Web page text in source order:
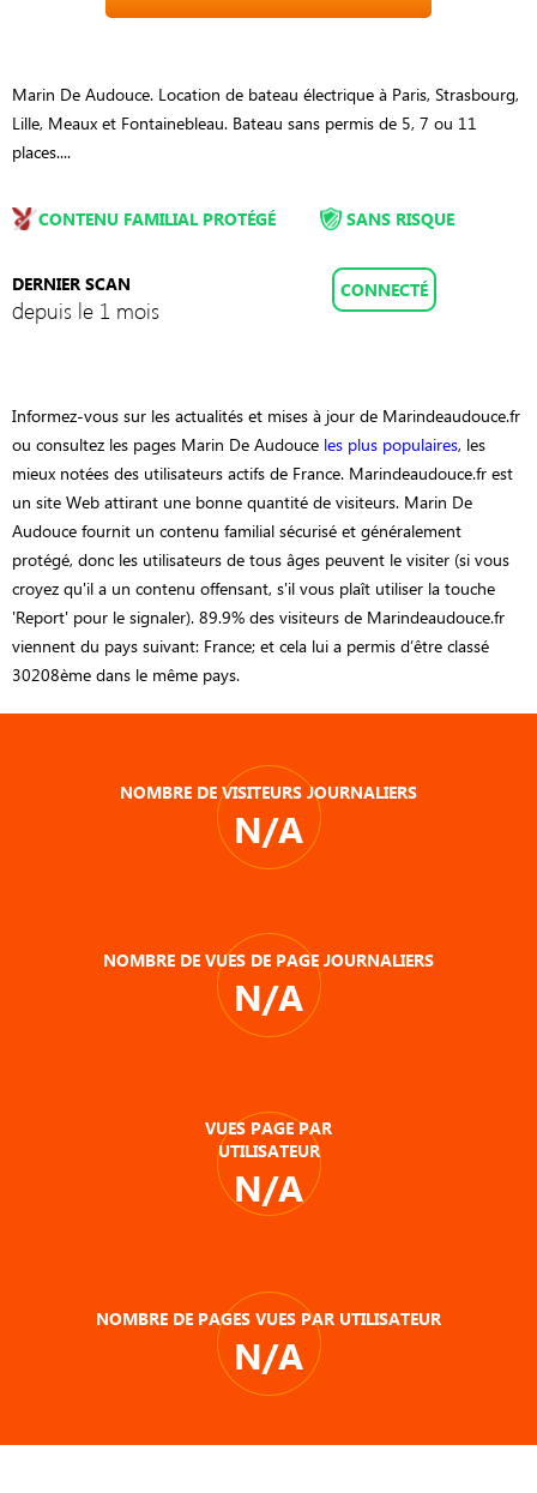
Marin De Audouce. Location de bateau électrique à Paris, Strasbourg,
Lille, Meaux et Fontainebleau. Bateau sans permis de 5, 7 ou 11
places....
CONTENU FAMILIAL PROTÉGÉ
DERNIER SCAN
depuis le 1 mois
SANS RISQUE
CONNECTÉ
Informez-vous sur les actualités et mises à jour de Marindeaudouce.fr
ou consultez les pages Marin De Audouce les plus populaires, les
mieux notées des utilisateurs actifs de France. Marindeaudouce.fr est
un site Web attirant une bonne quantité de visiteurs. Marin De
Audouce fournit un contenu familial sécurisé et généralement
protégé, donc les utilisateurs de tous âges peuvent le visiter (si vous
croyez qu'il a un contenu offensant, s'il vous plaît utiliser la touche
'Report' pour le signaler). 89.9% des visiteurs de Marindeaudouce.fr
viennent du pays suivant: France; et cela lui a permis d’être classé
30208ème dans le même pays.
NOMBRE DE VISITEURS JOURNALIERS
N/A
NOMBRE DE VUES DE PAGE JOURNALIERS
N/A
VUES PAGE PAR
UTILISATEUR
N/A
NOMBRE DE PAGES VUES PAR UTILISATEUR
N/A